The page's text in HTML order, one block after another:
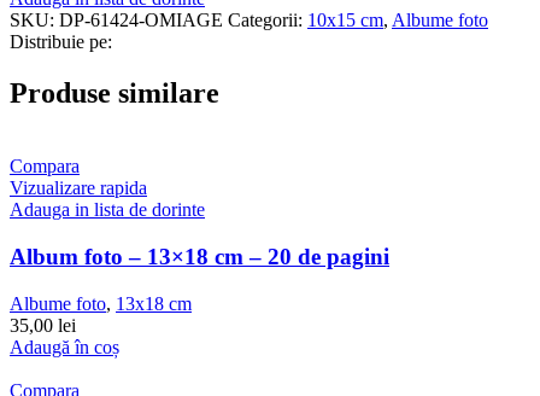
SKU: DP-61424-OMIAGE Categorii: 10x15 cm, Albume foto
Distribuie pe:
Produse similare
Compara
Vizualizare rapida
Adauga in lista de dorinte
Album foto – 13×18 cm – 20 de pagini
Albume foto, 13x18 cm
35,00 lei
Adaugă în coș
Compara